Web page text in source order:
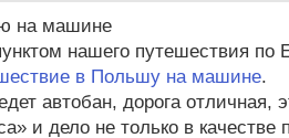
на машине
нашего путешествия по
в Польшу на машине.
автобан, дорога отличная,
и дело не только в качестве